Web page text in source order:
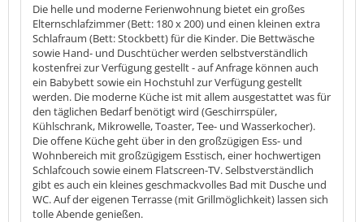
Die helle und moderne Ferienwohnung bietet ein großes
Elternschlafzimmer (Bett: 180 x 200) und einen kleinen extra
Schlafraum (Bett: Stockbett) für die Kinder. Die Bettwäsche
sowie Hand- und Duschtücher werden selbstverständlich
kostenfrei zur Verfügung gestellt - auf Anfrage können auch
ein Babybett sowie ein Hochstuhl zur Verfügung gestellt
werden. Die moderne Küche ist mit allem ausgestattet was für
den täglichen Bedarf benötigt wird (Geschirrspüler,
Kühlschrank, Mikrowelle, Toaster, Tee- und Wasserkocher).
Die offene Küche geht über in den großzügigen Ess- und
Wohnbereich mit großzügigem Esstisch, einer hochwertigen
Schlafcouch sowie einem Flatscreen-TV. Selbstverständlich
gibt es auch ein kleines geschmackvolles Bad mit Dusche und
WC. Auf der eigenen Terrasse (mit Grillmöglichkeit) lassen sich
tolle Abende genießen.